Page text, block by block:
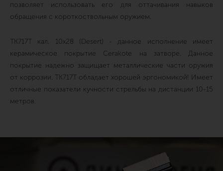
позволяет использовать его для оттачивания навыков
обращения с короткоствольным оружием.
TK717T кал. 10х28 (Desert) - данное исполнение имеет
керамическое покрытие Cerakote на затворе. Данное
покрытие надежно защищает металлические части оружия
от коррозии. ТК717Т обладает хорошей эргономикой! Имеет
отличные показатели кучности стрельбы на дистанции 10-15
метров.